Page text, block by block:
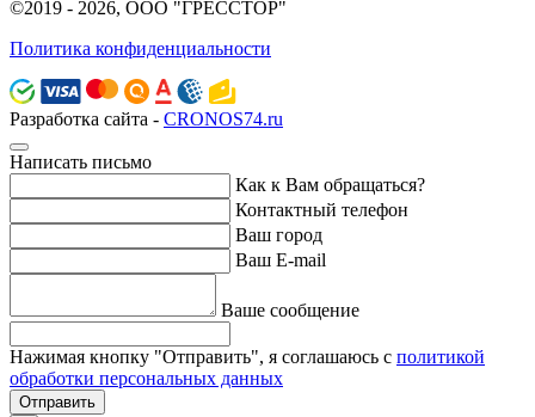
©2019 - 2026, ООО "ГРЕССТОР"
Политика конфиденциальности
Разработка сайта - CRONOS74.ru
Написать письмо
Как к Вам обращаться?
Контактный телефон
Ваш город
Ваш E-mail
Ваше сообщение
Нажимая кнопку "Отправить", я соглашаюсь с политикой
обработки персональных данных
Отправить